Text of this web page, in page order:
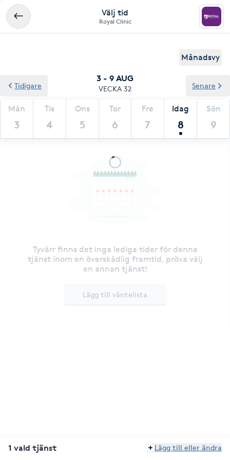
Välj tid
Royal Clinic
Månadsvy
3 - 9 AUG
VECKA 32
Mån
3
Tis
4
Ons
5
Tor
6
Fre
7
Idag
8
Sön
9
Tidigare Senare
Tyvärr finns det inga lediga tider för denna
tjänst inom en överskådlig framtid, pröva välj
en annan tjänst!
Lägg till väntelista
1 vald tjänst Lägg till eller ändra